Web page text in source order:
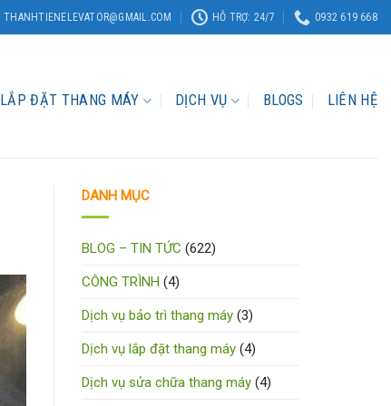
THANHTIENELEVATOR@GMAIL.COM HỖ TRỢ: 24/7 0932 619 668
LẮP ĐẶT THANG MÁY DỊCH VỤ BLOGS LIÊN HỆ
DANH MỤC
BLOG – TIN TỨC (622)
CÔNG TRÌNH (4)
Dịch vụ bảo trì thang máy (3)
Dịch vụ lắp đặt thang máy (4)
Dịch vụ sửa chữa thang máy (4)